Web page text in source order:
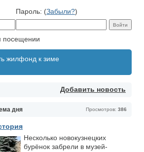
Пароль: (Забыли?)
посещении
жилфонд к зиме
Добавить новость
Просмотров: 386
дня
Несколько новокузнецких
бурёнок забрели в музей-